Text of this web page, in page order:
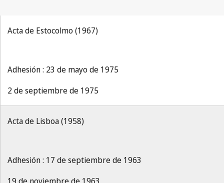
Acta de Estocolmo (1967)
Adhesión : 23 de mayo de 1975
2 de septiembre de 1975
Acta de Lisboa (1958)
Adhesión : 17 de septiembre de 1963